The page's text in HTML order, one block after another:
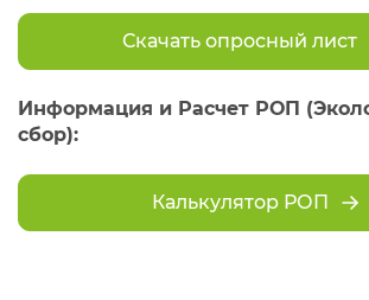
Скачать опросный лист
Информация и Расчет РОП
сбор):
Калькулятор РОП